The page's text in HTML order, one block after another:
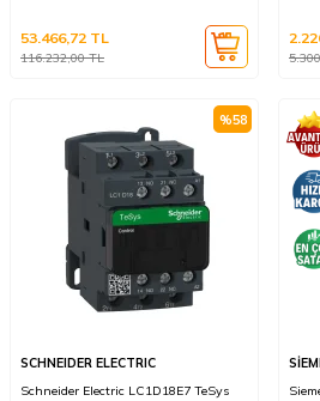
116.232,00TL
53.466,72 TL
%58
SCHNEIDER ELECTRIC
Schneider Electric LC1D18E7 TeSys